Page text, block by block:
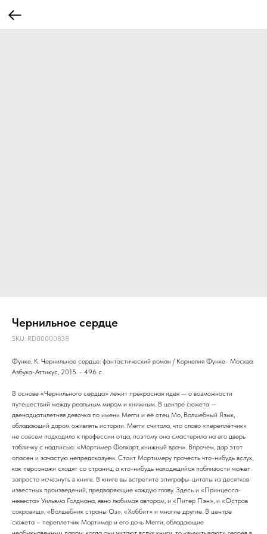
Чернильное сердце
SKU: RD00000838
Функе, К. Чернильное сердце: фантастический роман / Корнелия Функе- Москва:
Азбука-Аттикус, 2015. - 496 с.
В основе «Чернильного сердца» лежит прекрасная идея — о возможности
путешествий между реальным миром и книжным. В центре сюжета —
двенадцатилетняя девочка по имени Мегги и её отец Мо, Волшебный Язык,
обладающий даром оживлять истории. Мегги считала, что слово «переплётчик»
не совсем подходило к профессии отца, поэтому она смастерила на его дверь
табличку с надписью: «Мортимер Фолхарт, книжный врач». Впрочем, дар этот
опасен и зачастую непредсказуем. Стоит Мортимеру прочесть что-нибудь вслух,
как персонажи сходят со страниц, а кто-нибудь находящийся поблизости может
запросто исчезнуть в книге. В книге вы встретите эпиграфы-цитаты из десятков
известных произведений, предваряющие каждую главу. Здесь и «Принцесса-
невеста» Уильяма Голдмана, явно любимая автором, и «Питер Пэн», и «Остров
сокровищ», «Волшебник страны Оз», «Хоббит» и многие другие. В центре
сюжета – переплетчик Мортимер и его дочь Мегги, обладающие